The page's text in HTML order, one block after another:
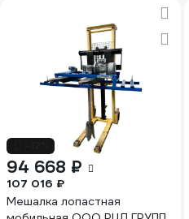
94 668 ₽
107 016 ₽
Мешалка лопастная